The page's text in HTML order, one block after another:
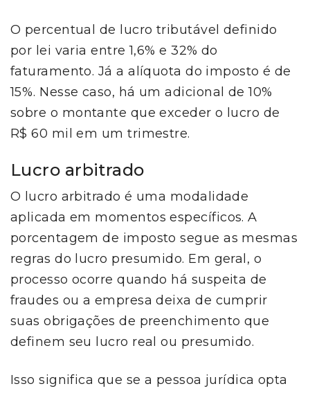
O percentual de lucro tributável definido
por lei varia entre 1,6% e 32% do
faturamento. Já a alíquota do imposto é de
15%. Nesse caso, há um adicional de 10%
sobre o montante que exceder o lucro de
R$ 60 mil em um trimestre.
Lucro arbitrado
O lucro arbitrado é uma modalidade
aplicada em momentos específicos. A
porcentagem de imposto segue as mesmas
regras do lucro presumido. Em geral, o
processo ocorre quando há suspeita de
fraudes ou a empresa deixa de cumprir
suas obrigações de preenchimento que
definem seu lucro real ou presumido.
Isso significa que se a pessoa jurídica opta